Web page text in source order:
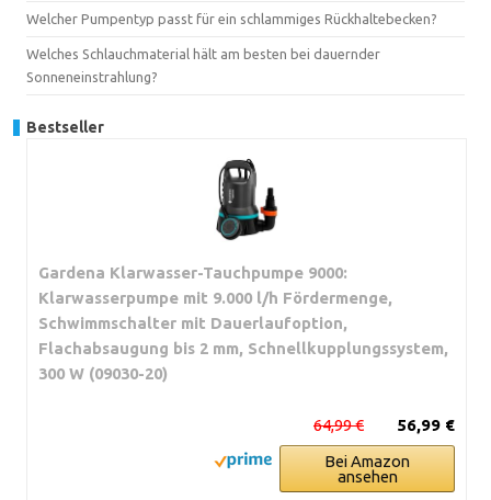
Welcher Pumpentyp passt für ein schlammiges Rückhaltebecken?
Welches Schlauchmaterial hält am besten bei dauernder
Sonneneinstrahlung?
Bestseller
Gardena Klarwasser-Tauchpumpe 9000:
Klarwasserpumpe mit 9.000 l/h Fördermenge,
Schwimmschalter mit Dauerlaufoption,
Flachabsaugung bis 2 mm, Schnellkupplungssystem,
300 W (09030-20)
56,99 €
64,99 €
Bei Amazon
ansehen